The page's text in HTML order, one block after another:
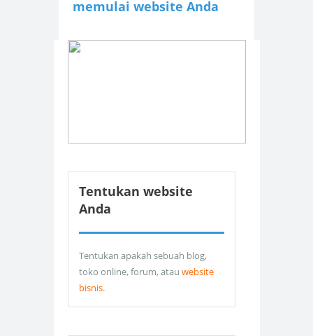
memulai website Anda
Tentukan website
Anda
Tentukan apakah sebuah blog,
toko online, forum, atau website
bisnis.